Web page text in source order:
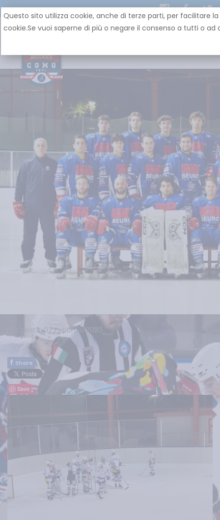
Creato: 07 Febbraio 2020
f Share
Save
Questo sito utilizza cookie, anche di terze parti, per facilitare
cookie.Se vuoi saperne di più o negare il consenso a tutti o ad